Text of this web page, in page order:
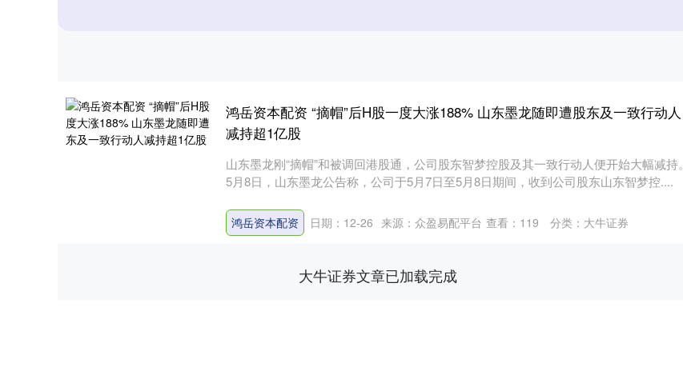
鸿岳资本配资 “摘帽”后H股一度大涨188% 山东墨龙随即遭股东及一致行动人
减持超1亿股
山东墨龙刚“摘帽”和被调回港股通，公司股东智梦控股及其一致行动人便开始大幅减持。
5月8日，山东墨龙公告称，公司于5月7日至5月8日期间，收到公司股东山东智梦控....
鸿岳资本配资 日期：12-26 来源：众盈易配平台 查看： 119 分类： 大牛证券
大牛证券文章已加载完成